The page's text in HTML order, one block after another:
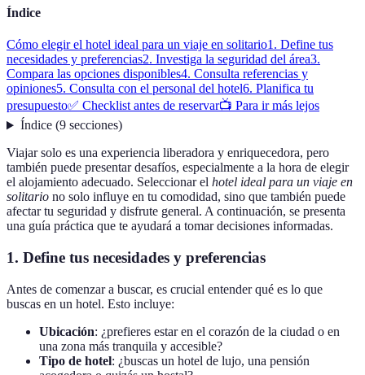
Índice
Cómo elegir el hotel ideal para un viaje en solitario1. Define tus
necesidades y preferencias2. Investiga la seguridad del área3.
Compara las opciones disponibles4. Consulta referencias y
opiniones5. Consulta con el personal del hotel6. Planifica tu
presupuesto✅ Checklist antes de reservar📺 Para ir más lejos
Índice(9 secciones)
Viajar solo es una experiencia liberadora y enriquecedora, pero
también puede presentar desafíos, especialmente a la hora de elegir
el alojamiento adecuado. Seleccionar el hotel ideal para un viaje en
solitario no solo influye en tu comodidad, sino que también puede
afectar tu seguridad y disfrute general. A continuación, se presenta
una guía práctica que te ayudará a tomar decisiones informadas.
1. Define tus necesidades y preferencias
Antes de comenzar a buscar, es crucial entender qué es lo que
buscas en un hotel. Esto incluye:
Ubicación: ¿prefieres estar en el corazón de la ciudad o en
una zona más tranquila y accesible?
Tipo de hotel: ¿buscas un hotel de lujo, una pensión